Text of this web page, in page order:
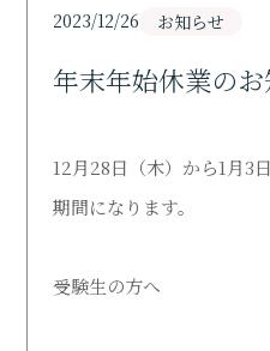
Support
研究活動
寄付・ご支援のお願い
Donation
図書館
Library
2023/12/26 お知らせ
年末年始休業の
12月28日（木）から1月3
期間になります。
受験生の方へ